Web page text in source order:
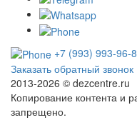
+7 (993) 993-96-
Заказать обратный звонок
2013-2026 © dezcentre.ru
Копирование контента и
запрещено.